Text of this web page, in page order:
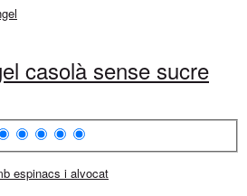
casolà sense sucre